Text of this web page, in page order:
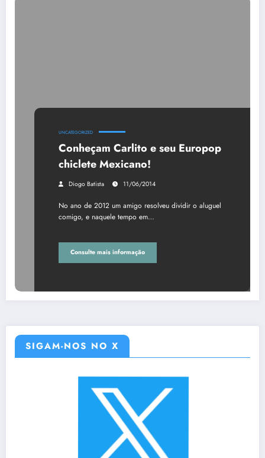
UNCATEGORIZED
Conheçam Carlito e seu Europop
chiclete Mexicano!
Diogo Batista 11/06/2014
No ano de 2012 um amigo resolveu dividir o aluguel
comigo, e naquele tempo em…
Consulte mais informação
SIGAM-NOS NO X